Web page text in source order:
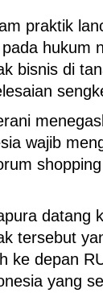
praktik
hukum
bisnis di
wajib
tersebut
ke depan
yang